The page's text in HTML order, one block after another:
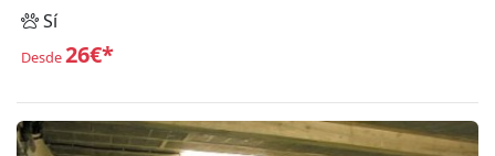
Sí
Desde26€*